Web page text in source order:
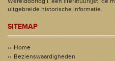
uitgebreide historische informatie.
SITEMAP
Home
Bezienswaardigheden